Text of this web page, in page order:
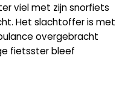
viel met zijn snorfiets
Het slachtoffer is met
overgebracht
fietsster bleef